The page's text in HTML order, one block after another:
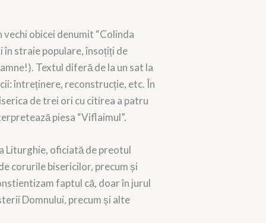
obicei denumit “Colinda
în straie populare, însoțiți de
Textul diferă de la un sat la
întreținere, reconstrucție, etc. În
de trei ori cu citirea a patru
piesa “Viflaimul”.
Liturghie, oficiată de preotul
corurile bisericilor, precum și
faptul că, doar în jurul
Domnului, precum și alte